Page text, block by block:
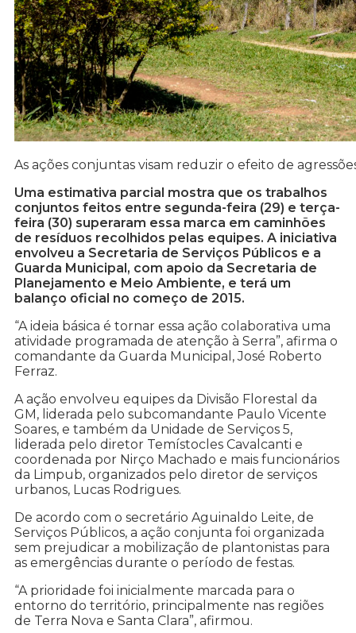
As ações conjuntas visam reduzir o efeito de
Uma estimativa parcial mostra que os trabalhos
conjuntos feitos entre segunda-feira (29) e terça-
feira (30) superaram essa marca em caminhões
de resíduos recolhidos pelas equipes. A iniciativa
envolveu a Secretaria de Serviços Públicos e a
Guarda Municipal, com apoio da Secretaria de
Planejamento e Meio Ambiente, e terá um
balanço oficial no começo de 2015.
“A ideia básica é tornar essa ação colaborativa uma
atividade programada de atenção à Serra”, afirma o
comandante da Guarda Municipal, José Roberto
Ferraz.
A ação envolveu equipes da Divisão Florestal da
GM, liderada pelo subcomandante Paulo Vicente
Soares, e também da Unidade de Serviços 5,
liderada pelo diretor Temístocles Cavalcanti e
coordenada por Nirço Machado e mais funcionários
da Limpub, organizados pelo diretor de serviços
urbanos, Lucas Rodrigues.
De acordo com o secretário Aguinaldo Leite, de
Serviços Públicos, a ação conjunta foi organizada
sem prejudicar a mobilização de plantonistas para
as emergências durante o período de festas.
“A prioridade foi inicialmente marcada para o
entorno do território, principalmente nas regiões
de Terra Nova e Santa Clara”, afirmou.